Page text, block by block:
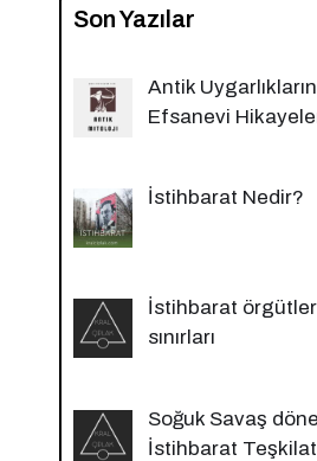
Son Yazılar
Antik
Efsanevi
İstihbarat Nedir?
İstihbarat
sınırları
Soğuk Savaş
İstihbarat